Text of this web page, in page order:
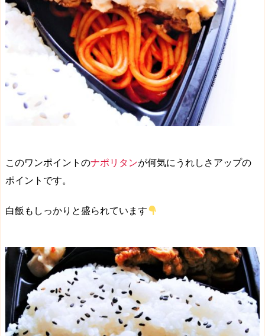
このワンポイントのナポリタンが何気にうれしさアップの
ポイントです。
白飯もしっかりと盛られています